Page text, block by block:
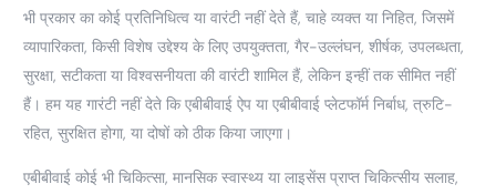
भी प्रकार का कोई प्रतिनिधित्व या वारंटी नहीं देते हैं, चाहे व्यक्त या निहित, जिसमें
व्यापारिकता, किसी विशेष उद्देश्य के लिए उपयुक्तता, गैर-उल्लंघन, शीर्षक, उपलब्धता,
सुरक्षा, सटीकता या विश्वसनीयता की वारंटी शामिल हैं, लेकिन इन्हीं तक सीमित नहीं
हैं। हम यह गारंटी नहीं देते कि एबीबीवाई ऐप या एबीबीवाई प्लेटफॉर्म निर्बाध, त्रुटि-
रहित, सुरक्षित होगा, या दोषों को ठीक किया जाएगा।
एबीबीवाई कोई भी चिकित्सा, मानसिक स्वास्थ्य या लाइसेंस प्राप्त चिकित्सीय सलाह,